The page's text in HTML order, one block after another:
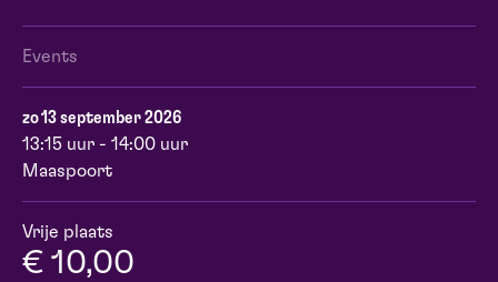
Events
zo 13 september 2026
13:15 uur - 14:00 uur
Maaspoort
Vrije plaats
€ 10,00